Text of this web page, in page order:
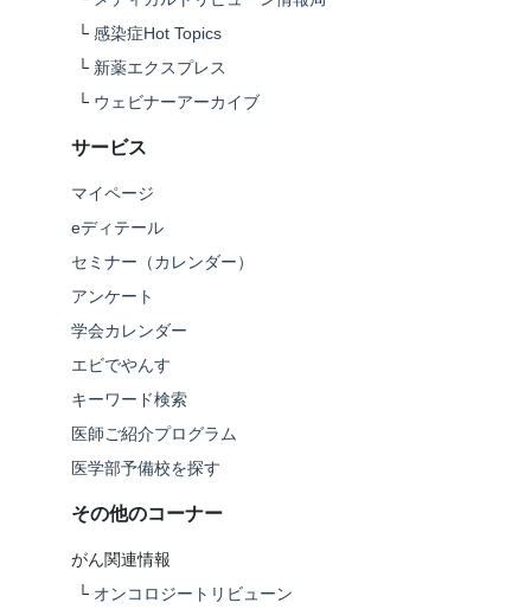
└ 感染症Hot Topics
└ 新薬エクスプレス
└ ウェビナーアーカイブ
サービス
マイページ
eディテール
セミナー（カレンダー）
アンケート
学会カレンダー
エビでやんす
キーワード検索
医師ご紹介プログラム
医学部予備校を探す
その他のコーナー
がん関連情報
└ オンコロジートリビューン